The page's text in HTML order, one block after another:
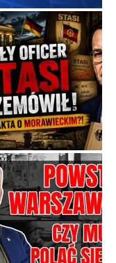
tyranii,
w ciąży. ...